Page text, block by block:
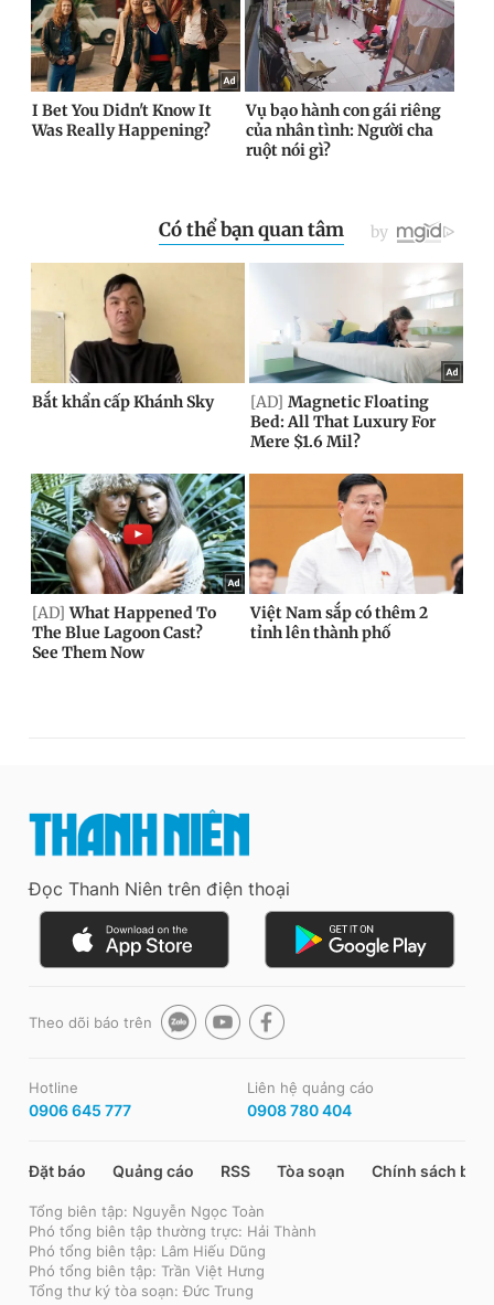
Đọc Thanh Niên trên điện thoại
Theo dõi báo trên
Hotline
0906 645 777
Liên hệ quảng cáo
0908 780 404
Đặt báo Quảng cáo RSS Tòa soạn Chính sách bảo
Tổng biên tập: Nguyễn Ngọc Toàn
Phó tổng biên tập thường trực: Hải Thành
Phó tổng biên tập: Lâm Hiếu Dũng
Phó tổng biên tập: Trần Việt Hưng
Tổng thư ký tòa soạn: Đức Trung